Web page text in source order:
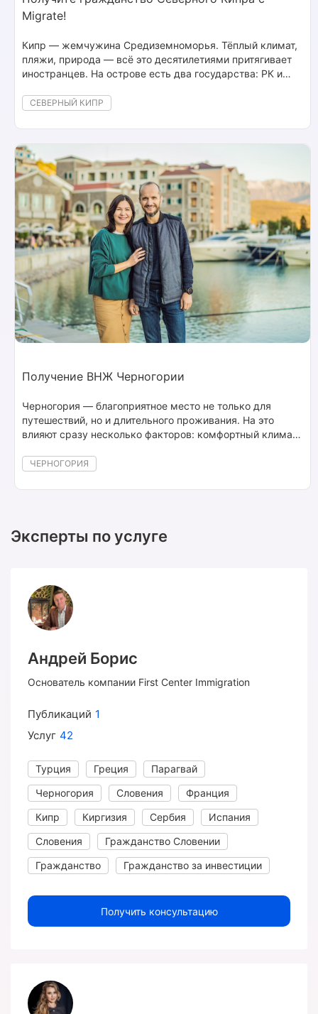
Migrate!
СЕВЕРНЫЙ КИПР
Кипр — жемчужина Средиземноморья. Тёплый климат,
пляжи, природа — всё это десятилетиями притягивает
иностранцев. На острове есть два государства: РК и
турецкий Кипр. Зачем получать второе гражданство
получить и что для этого нужно?
Получение ВНЖ Черногории
ЧЕРНОГОРИЯ
Черногория — благоприятное место не только для
путешествий, но и длительного проживания. На это
влияют сразу несколько факторов: комфортный климат
страны к Адриатическому морю, лояльное отношение к
Черногории.
Эксперты по услуге
Андрей Борис
Основатель компании First Center Immigration
Публикаций 1
Услуг 42
Турция Греция
Парагвай
Черногория
Словения
Франция
Кипр
Киргизия Сербия
Испания
Словения
Гражданство Словении
Гражданство
Гражданство за инвестиции
Получить консультацию